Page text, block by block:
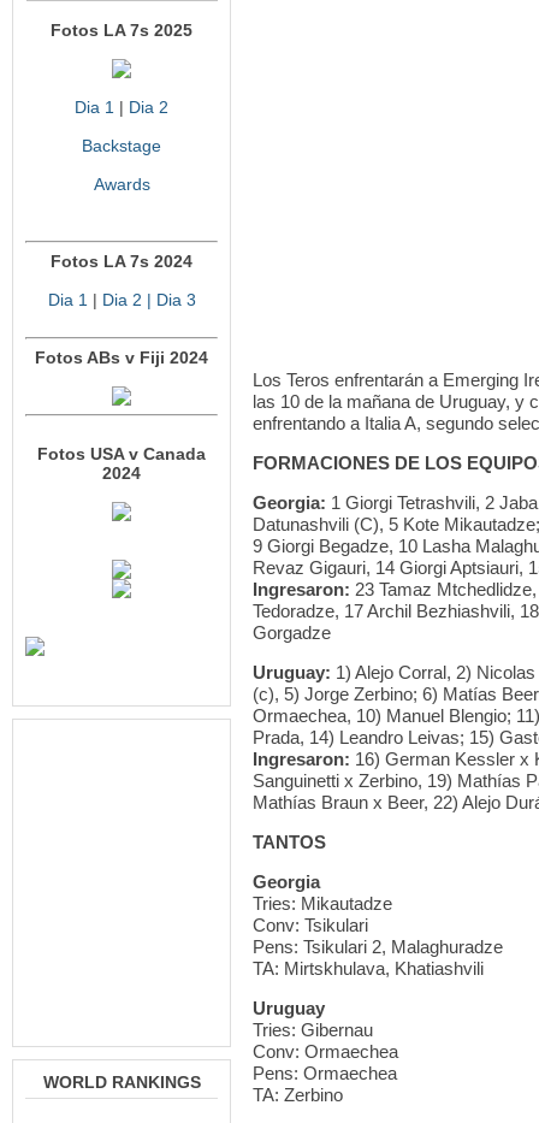
Fotos LA 7s 2025
Dia 1 | Dia 2
Backstage
Awards
Fotos LA 7s 2024
Dia 1 | Dia 2 | Dia 3
Fotos ABs v Fiji 2024
Fotos USA v Canada
2024
WORLD RANKINGS
Los Teros enfrentarán a Emerging
las 10 de la mañana de Uruguay, y
enfrentando a Italia A, segundo
FORMACIONES DE LOS
Georgia: 1 Giorgi Tetrashvili, 2
Datunashvili (C), 5 Kote
9 Giorgi Begadze, 10 Lasha
Revaz Gigauri, 14 Giorgi Aptsiauri,
Ingresaron: 23 Tamaz
Tedoradze, 17 Archil Bezhiashvili,
Gorgadze
Uruguay: 1) Alejo Corral, 2)
(c), 5) Jorge Zerbino; 6) Matías
Ormaechea, 10) Manuel Blengio;
Prada, 14) Leandro Leivas; 15)
Ingresaron: 16) German Kessler x
Sanguinetti x Zerbino, 19) Mathías
Mathías Braun x Beer, 22) Alejo
TANTOS
Georgia
Tries: Mikautadze
Conv: Tsikulari
Pens: Tsikulari 2, Malaghuradze
TA: Mirtskhulava, Khatiashvili
Uruguay
Tries: Gibernau
Conv: Ormaechea
Pens: Ormaechea
TA: Zerbino